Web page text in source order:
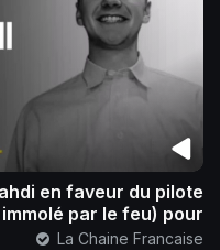
en faveur du pilote
par le feu) pour
qu'il soit rétribué par
La Chaine Francaise